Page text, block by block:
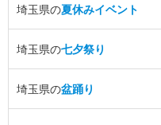
埼玉県の夏休みイベント
埼玉県の七夕祭り
埼玉県の盆踊り